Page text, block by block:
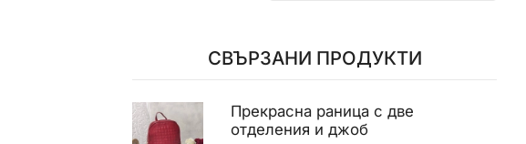
СВЪРЗАНИ ПРОДУКТИ
Прекрасна раница с две
отделения и джоб